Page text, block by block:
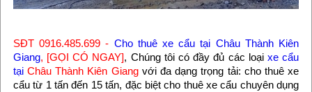
SĐT 0916.485.699 - Cho thuê xe cẩu tại Châu Thành Kiên
Giang, [GỌI CÓ NGAY], Chúng tôi có đầy đủ các loại xe cẩu
tạiChâu Thành Kiên Giangvới đa dạng trọng tải: cho thuê xe
cẩu từ 1 tấn đến 15 tấn, đặc biệt cho thuê xe cẩu chuyên dụng